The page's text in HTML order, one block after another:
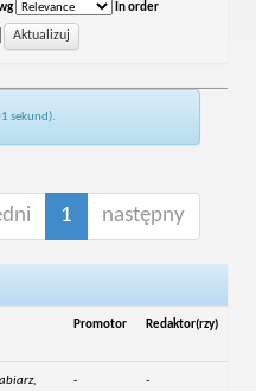
In order
sekund).
1 następny
Promotor Redaktor(rzy)
- -